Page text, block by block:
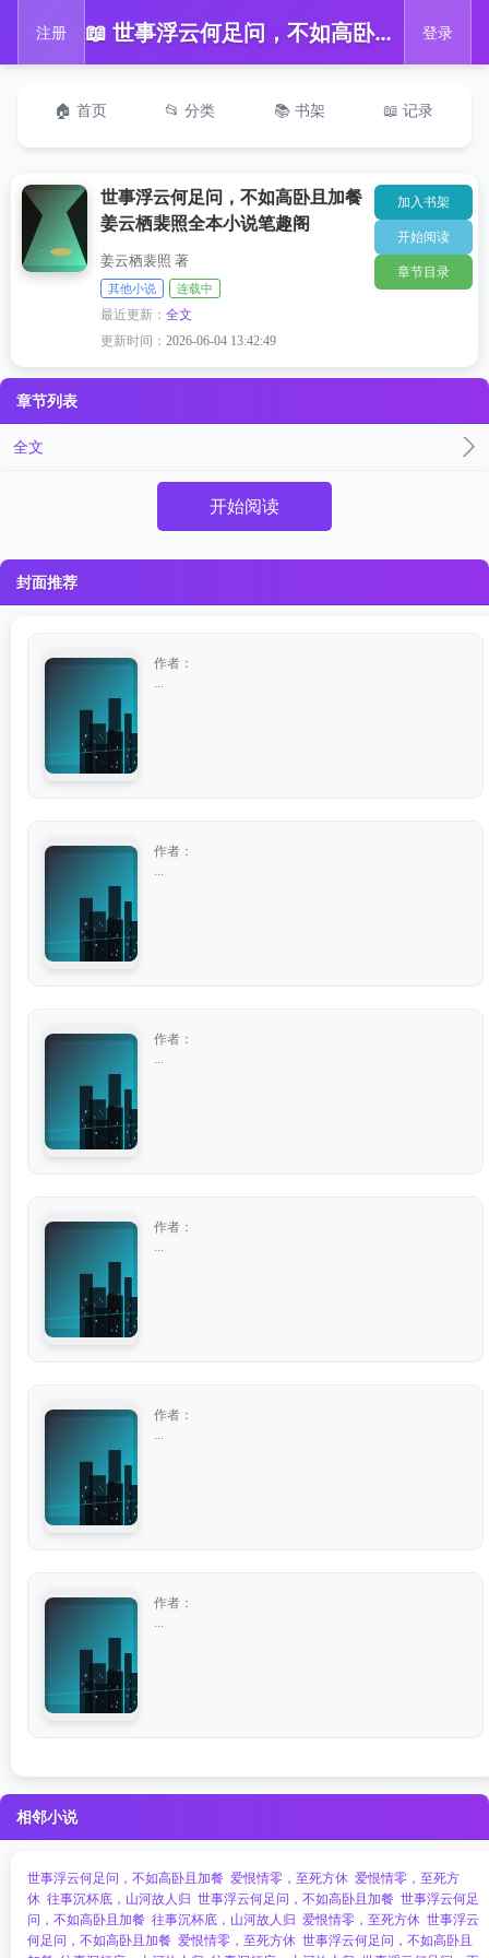
注册 📖 世事浮云何足问，不如高卧且加餐姜云栖裴照全本小说笔趣阁 登录
🏠 首页 📂 分类 📚 书架 📖 记录
世事浮云何足问，不如高卧且加餐
姜云栖裴照全本小说笔趣阁
姜云栖裴照 著
其他小说 连载中
最近更新：全文
更新时间：2026-06-04 13:42:49
加入书架
开始阅读
章节目录
章节列表
全文
开始阅读
封面推荐
作者：
作者：
作者：
作者：
作者：
作者：
相邻小说
世事浮云何足问，不如高卧且加餐 爱恨情零，至死方休 爱恨情零，至死方
休 往事沉杯底，山河故人归 世事浮云何足问，不如高卧且加餐 世事浮云何足
问，不如高卧且加餐 往事沉杯底，山河故人归 爱恨情零，至死方休 世事浮云
何足问，不如高卧且加餐 爱恨情零，至死方休 世事浮云何足问，不如高卧且